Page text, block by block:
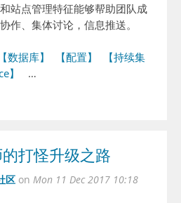
站点管理特征能够帮助团队成
作、集体讨论，信息推送。
【数据库】 【配置】
【持续集
】
…
打怪升级之路
区 on Mon 11 Dec 2017 10:18